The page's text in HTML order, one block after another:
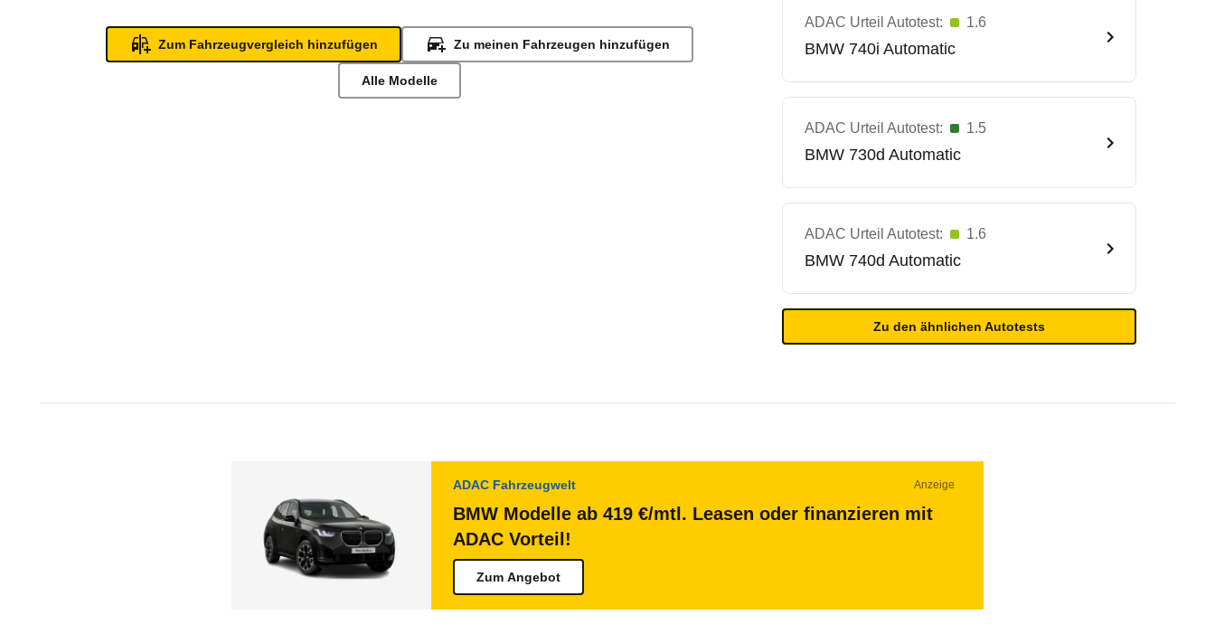
Zum Fahrzeugvergleich hinzufügen Zu meinen Fahrzeugen hinzufügen
Alle Modelle
ADAC Urteil Autotest: 1.6
BMW 740i Automatic
ADAC Urteil Autotest: 1.5
BMW 730d Automatic
ADAC Urteil Autotest: 1.6
BMW 740d Automatic
Zu den ähnlichen Autotests
ADAC Fahrzeugwelt Anzeige
BMW Modelle ab 419 €/mtl. Leasen oder finanzieren mit
ADAC Vorteil!
Zum Angebot